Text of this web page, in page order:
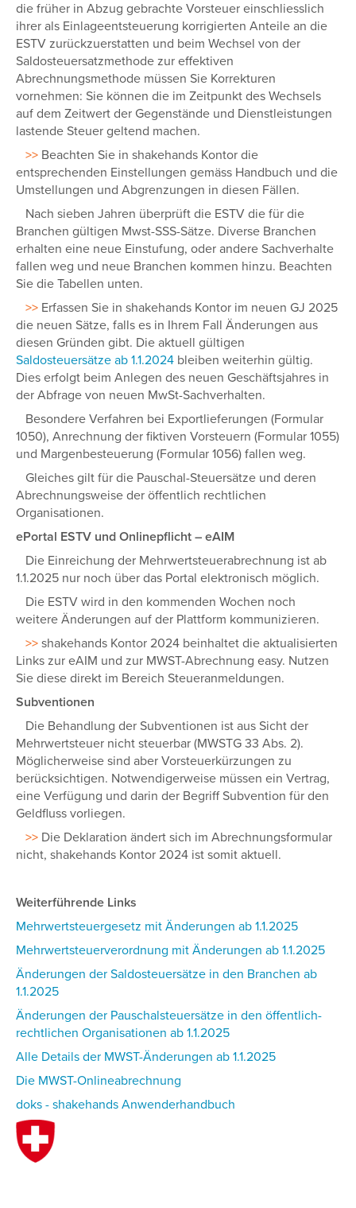
die früher in Abzug gebrachte Vorsteuer einschliesslich
ihrer als Einlageentsteuerung korrigierten Anteile an die
ESTV zurückzuerstatten und beim Wechsel von der
Saldosteuersatzmethode zur effektiven
Abrechnungsmethode müssen Sie Korrekturen
vornehmen: Sie können die im Zeitpunkt des Wechsels
auf dem Zeitwert der Gegenstände und Dienstleistungen
lastende Steuer geltend machen.
>> Beachten Sie in shakehands Kontor die
entsprechenden Einstellungen gemäss Handbuch und die
Umstellungen und Abgrenzungen in diesen Fällen.
Nach sieben Jahren überprüft die ESTV die für die
Branchen gültigen Mwst-SSS-Sätze. Diverse Branchen
erhalten eine neue Einstufung, oder andere Sachverhalte
fallen weg und neue Branchen kommen hinzu. Beachten
Sie die Tabellen unten.
>> Erfassen Sie in shakehands Kontor im neuen GJ 2025
die neuen Sätze, falls es in Ihrem Fall Änderungen aus
diesen Gründen gibt. Die aktuell gültigen
Saldosteuersätze ab 1.1.2024 bleiben weiterhin gültig.
Dies erfolgt beim Anlegen des neuen Geschäftsjahres in
der Abfrage von neuen MwSt-Sachverhalten.
Besondere Verfahren bei Exportlieferungen (Formular
1050), Anrechnung der fiktiven Vorsteuern (Formular 1055)
und Margenbesteuerung (Formular 1056) fallen weg.
Gleiches gilt für die Pauschal-Steuersätze und deren
Abrechnungsweise der öffentlich rechtlichen
Organisationen.
ePortal ESTV und Onlinepflicht – eAIM
Die Einreichung der Mehrwertsteuerabrechnung ist ab
1.1.2025 nur noch über das Portal elektronisch möglich.
Die ESTV wird in den kommenden Wochen noch
weitere Änderungen auf der Plattform kommunizieren.
>> shakehands Kontor 2024 beinhaltet die aktualisierten
Links zur eAIM und zur MWST-Abrechnung easy. Nutzen
Sie diese direkt im Bereich Steueranmeldungen.
Subventionen
Die Behandlung der Subventionen ist aus Sicht der
Mehrwertsteuer nicht steuerbar (MWSTG 33 Abs. 2).
Möglicherweise sind aber Vorsteuerkürzungen zu
berücksichtigen. Notwendigerweise müssen ein Vertrag,
eine Verfügung und darin der Begriff Subvention für den
Geldfluss vorliegen.
>> Die Deklaration ändert sich im Abrechnungsformular
nicht, shakehands Kontor 2024 ist somit aktuell.
Weiterführende Links
Mehrwertsteuergesetz mit Änderungen ab 1.1.2025
Mehrwertsteuerverordnung mit Änderungen ab 1.1.2025
Änderungen der Saldosteuersätze in den Branchen ab
1.1.2025
Änderungen der Pauschalsteuersätze in den öffentlich-
rechtlichen Organisationen ab 1.1.2025
Alle Details der MWST-Änderungen ab 1.1.2025
Die MWST-Onlineabrechnung
doks - shakehands Anwenderhandbuch